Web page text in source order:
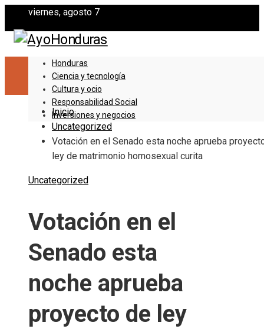
viernes, agosto 7
Honduras
Ciencia y tecnología
Cultura y ocio
Responsabilidad Social
Inversiones y negocios
Inicio
Uncategorized
Votación en el Senado esta noche aprueba
ley de matrimonio homosexual curita
Uncategorized
Votación en el
Senado esta
noche aprueba
proyecto de ley